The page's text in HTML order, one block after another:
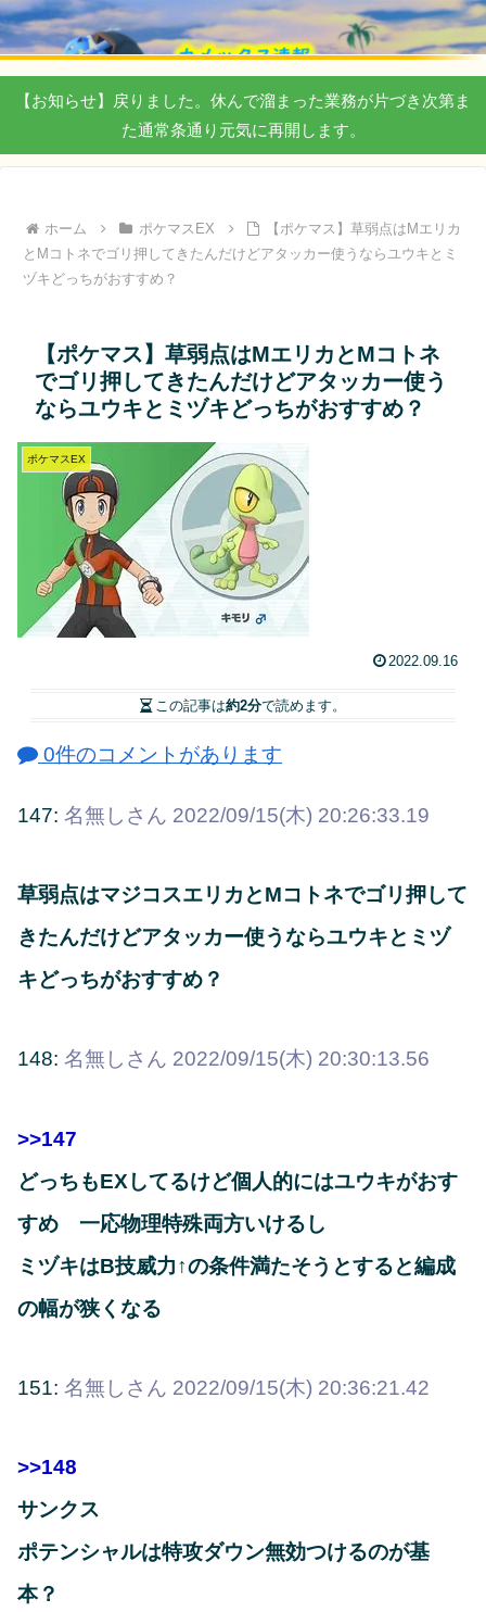
【お知らせ】戻りました。休んで溜まった業務が片づき次第ま
た通常条通り元気に再開します。
ホーム ポケマスEX
【ポケマス】草弱点はMエリカ
とMコトネでゴリ押してきたんだけどアタッカー使うならユウキとミ
ヅキどっちがおすすめ？
【ポケマス】草弱点はMエリカとMコトネ
でゴリ押してきたんだけどアタッカー使う
ならユウキとミヅキどっちがおすすめ？
ポケマスEX
2022.09.16
この記事は約2分で読めます。
0件のコメントがあります
147: 名無しさん 2022/09/15(木) 20:26:33.19
草弱点はマジコスエリカとMコトネでゴリ押して
きたんだけどアタッカー使うならユウキとミヅ
キどっちがおすすめ？
148: 名無しさん 2022/09/15(木) 20:30:13.56
>>147
どっちもEXしてるけど個人的にはユウキがおす
すめ 一応物理特殊両方いけるし
ミヅキはB技威力↑の条件満たそうとすると編成
の幅が狭くなる
151: 名無しさん 2022/09/15(木) 20:36:21.42
>>148
サンクス
ポテンシャルは特攻ダウン無効つけるのが基
本？